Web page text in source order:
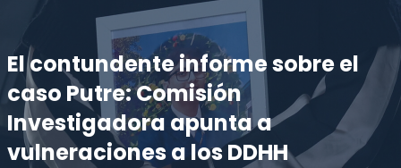
El contundente informe sobre el
caso Putre: Comisión
Investigadora apunta a
vulneraciones a los DDHH